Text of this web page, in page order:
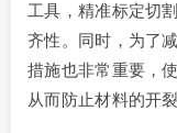
工具，精准标定切
齐性。同时，为了
措施也非常重要，
从而防止材料的开裂